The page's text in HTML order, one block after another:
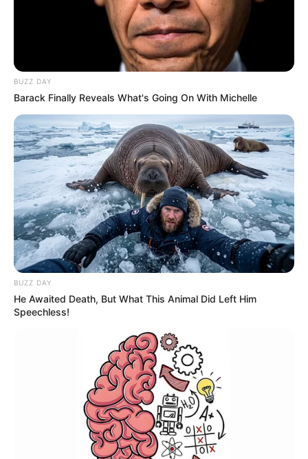
BUZZ DAY
Barack Finally Reveals What's Going On With Michelle
BUZZ DAY
He Awaited Death, But What This Animal Did Left Him
Speechless!